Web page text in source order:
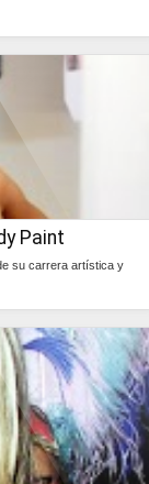
Paint
su carrera artística y